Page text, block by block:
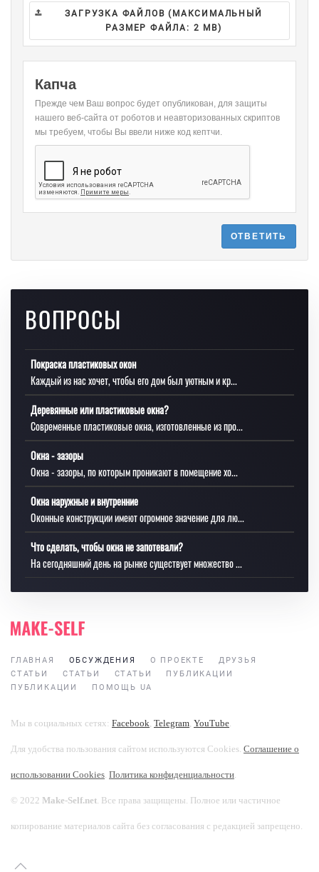
ЗАГРУЗКА ФАЙЛОВ (МАКСИМАЛЬНЫЙ
РАЗМЕР ФАЙЛА: 2 MB)
Капча
Прежде чем Ваш вопрос будет опубликован, для защиты
нашего веб-сайта от роботов и неавторизованных скриптов
мы требуем, чтобы Вы ввели ниже код кептчи.
ОТВЕТИТЬ
ВОПРОСЫ
Покраска пластиковых окон
Каждый из нас хочет, чтобы его дом был уютным и кр...
Деревянные или пластиковые окна?
Современные пластиковые окна, изготовленные из про...
Окна - зазоры
Окна - зазоры, по которым проникают в помещение хо...
Окна наружные и внутренние
Оконные конструкции имеют огромное значение для лю...
Что сделать, чтобы окна не запотевали?
На сегодняшний день на рынке существует множество ...
ГЛАВНАЯ ОБСУЖДЕНИЯ О ПРОЕКТЕ
ДРУЗЬЯ
СТАТЬИ
СТАТЬИ СТАТЬИ
ПУБЛИКАЦИИ
ПУБЛИКАЦИИ
ПОМОЩЬ UA
Мы в социальных сетях: Facebook, Telegram, YouTube.
Для удобства пользования сайтом используются Cookies. Соглашение о
использовании Cookies. Политика конфиденциальности.
© 2022 Make-Self.net. Все права защищены. Полное или частичное
копирование материалов сайта без согласования с редакцией запрещено.